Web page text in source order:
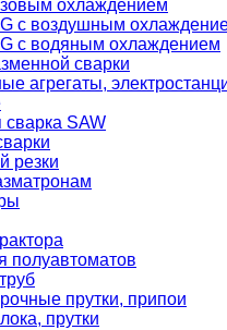
охлаждением
с воздушным
с водяным охлаждением
сварки
агрегаты,
сварка SAW
резки
полуавтоматов
прутки, припои
прутки